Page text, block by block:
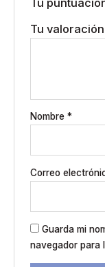
Tu valoración
Nombre *
Correo
Guarda mi
navegador para